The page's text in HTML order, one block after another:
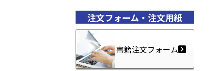
注文フォーム・注文用紙
書籍注文フォーム